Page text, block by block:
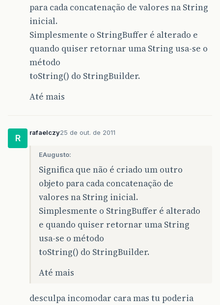
para cada concatenação de valores na String
inicial.
Simplesmente o StringBuffer é alterado e
quando quiser retornar uma String usa-se o
método
toString() do StringBuilder.
Até mais
R
rafaelczy25 de out. de 2011
EAugusto:
Significa que não é criado um outro
objeto para cada concatenação de
valores na String inicial.
Simplesmente o StringBuffer é alterado
e quando quiser retornar uma String
usa-se o método
toString() do StringBuilder.
Até mais
desculpa incomodar cara mas tu poderia